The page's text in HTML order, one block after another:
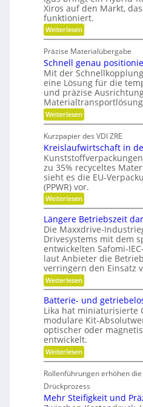
V
e
r
g
l
e
i
c
h
r
m
e
i
d
e
n
t
ä
t
z
i
a
l
e
d
e
r
B
a
u
t
e
i
l
b
e
s
c
h
a
f
f
u
n
g
e
r
k
e
n
n
e
n
Xiros auf den Markt,
funktioniert.
Weiterlesen:
W
r
t
u
n
g
s
f
r
e
e
s
H
y
b
r
i
d
-
K
u
g
e
l
l
a
g
e
r
Präzise Materialübergabe
Schnell genau
Mit der
eine Lösung für die
und präzise
Weiterlesen:
S
h
n
e
l
l
g
e
n
a
u
p
o
s
i
t
i
o
n
i
e
r
e
n
Kurzpapier des VDI ZRE
Kreislaufwirtschaft in
zu 35% recyceltes
sieht es die EU-
(PPWR) vor.
Weiterlesen:
K
r
e
i
s
l
a
u
f
w
i
r
t
s
c
h
a
f
t
n
d
e
r
Längere Betriebszeit
Die Maxxdrive-
Drivesystems mit dem
entwickelten Safomi-
laut Anbieter die
verringern den Einsatz
Weiterlesen:
L
n
g
e
r
e
B
e
t
r
e
b
Batterie- und
Lika hat miniaturisierte
modulare Kit-
optischer oder
entwickelt.
Weiterlesen:
B
t
t
e
r
Rollenführungen erhöhen
Drückprozess
Mehr Steifigkeit und